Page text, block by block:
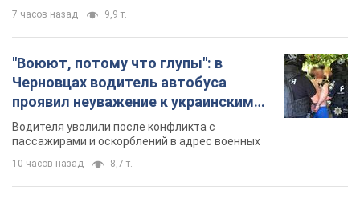
7 часов назад 9,9 т.
"Воюют, потому что глупы": в
Черновцах водитель автобуса
проявил неуважение к украинским
военным и поплатился за это.
Видео
Водителя уволили после конфликта с
пассажирами и оскорблений в адрес военных
10 часов назад 8,7 т.